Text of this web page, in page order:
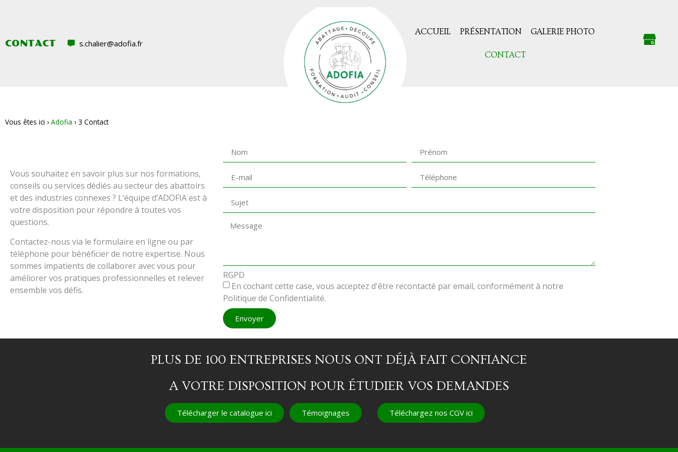
CONTACT s.chalier@adofia.fr
ACCUEIL PRÉSENTATION GALERIE PHOTO
CONTACT
Vous êtes ici › Adofia › 3 Contact
Vous souhaitez en savoir plus sur nos formations,
conseils ou services dédiés au secteur des abattoirs
et des industries connexes ? L’équipe d’ADOFIA est à
votre disposition pour répondre à toutes vos
questions.
Contactez-nous via le formulaire en ligne ou par
téléphone pour bénéficier de notre expertise. Nous
sommes impatients de collaborer avec vous pour
améliorer vos pratiques professionnelles et relever
ensemble vos défis.
RGPD
En cochant cette case, vous acceptez d'être recontacté par email, conformément à notre
Politique de Confidentialité.
Envoyer
PLUS DE 100 ENTREPRISES NOUS ONT DÉJÀ FAIT CONFIANCE
A VOTRE DISPOSITION POUR ÉTUDIER VOS DEMANDES
Télécharger le catalogue ici Témoignages Téléchargez nos CGV ici